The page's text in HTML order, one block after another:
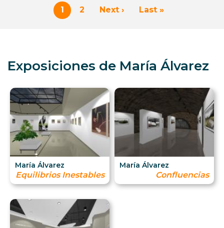
Página
1
Page
2
Siguiente
Next ›
Última
Last »
Exposiciones de María Álvarez
María Álvarez
Equilibrios Inestables
María Álvarez
Confluencias